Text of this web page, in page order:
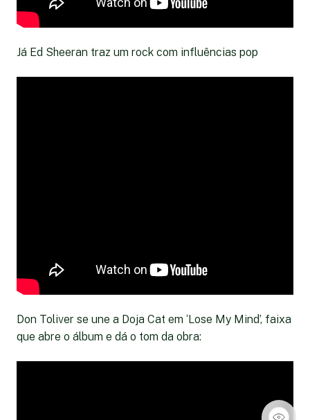
Já Ed Sheeran traz um rock com influências pop
Don Toliver se une a Doja Cat em ‘Lose My Mind’, faixa
que abre o álbum e dá o tom da obra: